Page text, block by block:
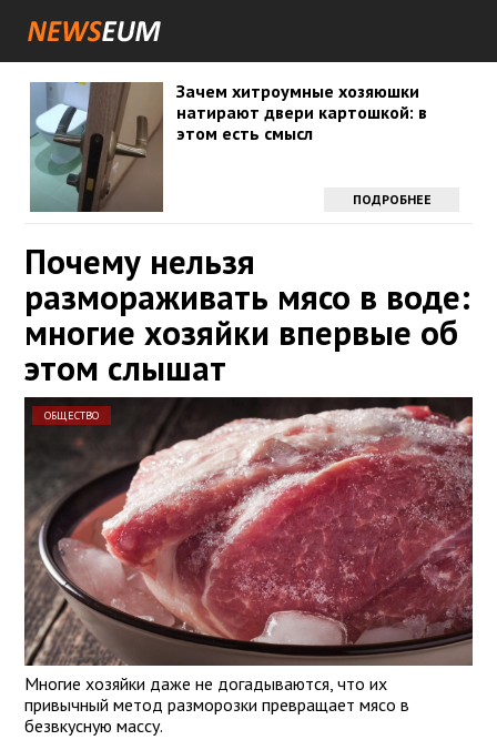
Зачем хитроумные хозяюшки
натирают двери картошкой: в
этом есть смысл
ПОДРОБНЕЕ
Почему нельзя
размораживать мясо в воде:
многие хозяйки впервые об
этом слышат
ОБЩЕСТВО
Многие хозяйки даже не догадываются, что их
привычный метод разморозки превращает мясо в
безвкусную массу.